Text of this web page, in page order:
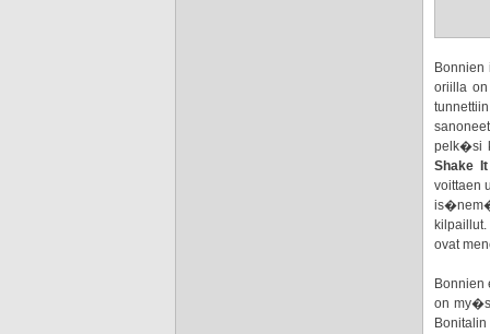
oriilla
pelk�si
Shake
voittaen
ovat
on my�s